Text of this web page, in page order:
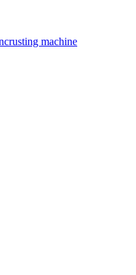
machine